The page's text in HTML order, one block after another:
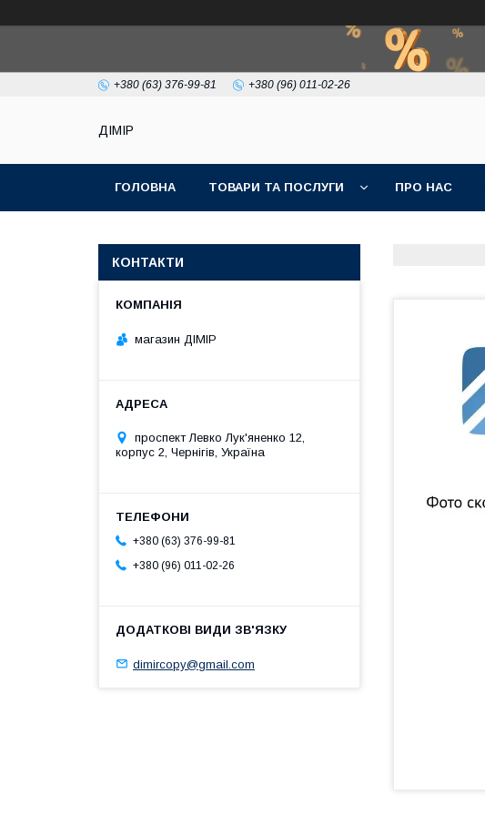
+380 (63) 376-99-81 +380 (96) 011-02-26
ДІМІР
ГОЛОВНА ТОВАРИ ТА ПОСЛУГИ ПРО НАС
КОНТАКТИ
магазин ДІМІР
проспект Левко Лук'яненко 12,
корпус 2, Чернігів, Україна
+380 (63) 376-99-81
+380 (96) 011-02-26
dimircopy@gmail.com